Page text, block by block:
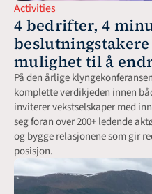
Activities
4 bedrifter, 4
mulighet til å
På den årlige
komplette verdikjeden innen
inviterer vekstselskaper med
seg foran over 200+ ledende
og bygge relasjonene som gir
posisjon.